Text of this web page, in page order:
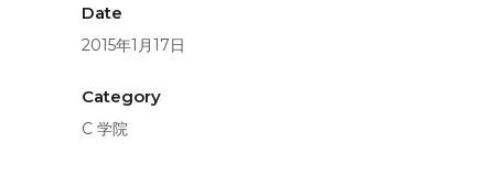
Date
2015年1月17日
Category
C 学院